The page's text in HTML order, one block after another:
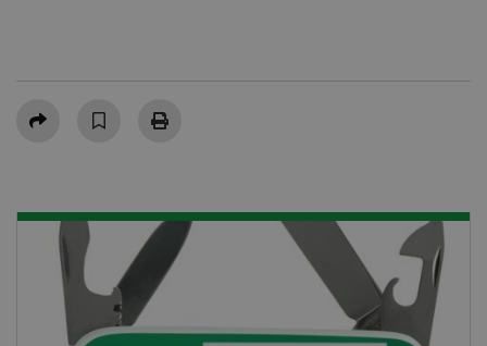
Teilen